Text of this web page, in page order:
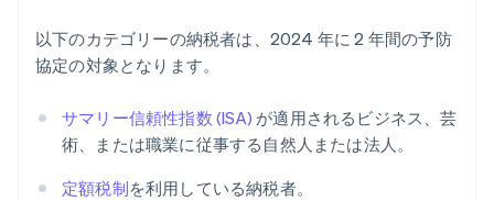
以下のカテゴリーの納税者は、2024 年に 2 年間の予防
協定の対象となります。
サマリー信頼性指数 (ISA) が適用されるビジネス、芸
術、または職業に従事する自然人または法人。
定額税制を利用している納税者。